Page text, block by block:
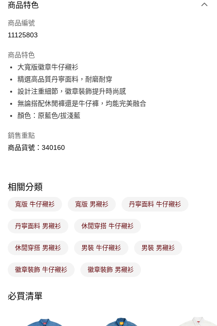
１．於結帳方式選擇「AFTEE先享後付」後，將跳轉至「AFTEE先享後付」
２．訂單成立數日內，您將收到繳費通知簡訊。
３．收到繳費通知簡訊後14天內，點擊此簡訊中的連結，可透過四大超商／
購買商品的店家。未經商家同意取消之訂單仍視為有效，需透過AFTEE先享
後付繳納相關費用。
※ 交易是否成功請以「AFTEE先享後付 」之結帳頁面顯示為準，若有關於
是否繳費成功／繳費後需取消欲退款等相關疑問，請聯繫「AFTEE先享後付
客戶支援中心」https://netprotections.freshdesk.com/support/home
１．透過由恩沛科技股份有限公司提供之「AFTEE先享後付」服務完成之交
權轉讓予恩沛科技股份有限公司。
２．關於個人資料處理事宜，請瀏覽以下網址：
４．使用「AFTEE先享後付」時，將依據個別帳號之用戶狀況，依本公司即
請求用戶進行身份認證。
恩沛科技股份有限公司將有權停止該用戶之使用額度並採取法律行動。
免運費
免運費
付款後萊爾富取貨
免運費
7-11取貨付款
免運費
付款後7-11取貨
免運費
免運費
付款後門市取貨
商品特色
商品編號
11125803
商品特色
大寬版徽章牛仔襯衫
精選高品質丹寧面料，耐磨耐穿
設計注重細節，徽章裝飾提升時尚感
無論搭配休閒褲還是牛仔褲，均能完美融合
顏色：原藍色/拔淺藍
銷售重點
商品貨號：340160
相關分類
寬版 牛仔襯衫 寬版 男襯衫 丹寧面料 牛仔襯衫
丹寧面料 男襯衫 休閒穿搭 牛仔襯衫
休閒穿搭 男襯衫 男裝 牛仔襯衫 男裝 男襯衫
徽章裝飾 牛仔襯衫 徽章裝飾 男襯衫
必買清單